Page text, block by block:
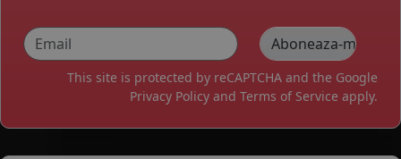
This site is protected by reCAPTCHA and the Google
Privacy Policy and Terms of Service apply.